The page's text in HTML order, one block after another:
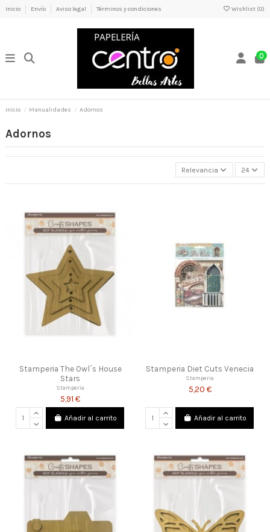
Inicio Envío Aviso legal Términos y condiciones Wishlist (0)
0
Inicio Manualidades Adornos
Adornos
Relevancia 24
Stamperia The Owl´s House
Stars
Stamperia
5,91 €
Añadir al carrito
Stamperia Diet Cuts Venecia
Stamperia
5,20 €
Añadir al carrito